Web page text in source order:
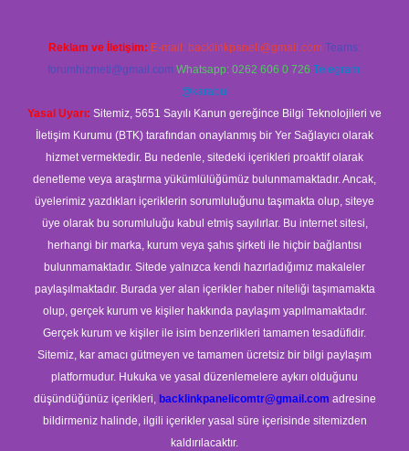
Reklam ve İletişim: E-mail: backlinkpaneli@gmail.com Teams:
forumhizmeti@gmail.com Whatsapp: 0262 606 0 726 Telegram:
@karabul
Yasal Uyarı: Sitemiz, 5651 Sayılı Kanun gereğince Bilgi Teknolojileri ve
İletişim Kurumu (BTK) tarafından onaylanmış bir Yer Sağlayıcı olarak
hizmet vermektedir. Bu nedenle, sitedeki içerikleri proaktif olarak
denetleme veya araştırma yükümlülüğümüz bulunmamaktadır. Ancak,
üyelerimiz yazdıkları içeriklerin sorumluluğunu taşımakta olup, siteye
üye olarak bu sorumluluğu kabul etmiş sayılırlar. Bu internet sitesi,
herhangi bir marka, kurum veya şahıs şirketi ile hiçbir bağlantısı
bulunmamaktadır. Sitede yalnızca kendi hazırladığımız makaleler
paylaşılmaktadır. Burada yer alan içerikler haber niteliği taşımamakta
olup, gerçek kurum ve kişiler hakkında paylaşım yapılmamaktadır.
Gerçek kurum ve kişiler ile isim benzerlikleri tamamen tesadüfidir.
Sitemiz, kar amacı gütmeyen ve tamamen ücretsiz bir bilgi paylaşım
platformudur. Hukuka ve yasal düzenlemelere aykırı olduğunu
düşündüğünüz içerikleri, backlinkpanelicomtr@gmail.com adresine
bildirmeniz halinde, ilgili içerikler yasal süre içerisinde sitemizden
kaldırılacaktır.